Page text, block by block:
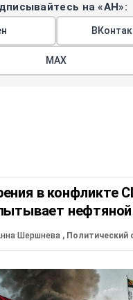
на «АН»:
МАХ
в конфликте
Шершнева , Политический